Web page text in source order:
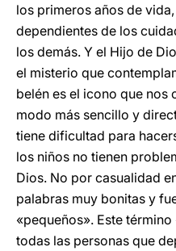
los primeros años de
dependientes de los
los demás. Y el Hijo de
el misterio que
belén es el icono que nos
modo más sencillo y
tiene dificultad para
los niños no tienen
Dios. No por casualidad
palabras muy bonitas y
«pequeños». Este
todas las personas que